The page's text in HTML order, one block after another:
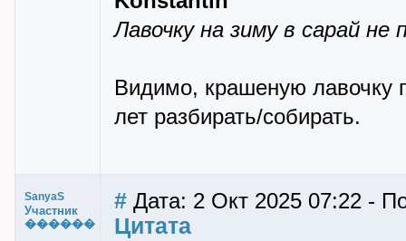
Лавочку на зиму в сарай не
Видимо, крашеную лавочку
лет разбирать/собирать.
SanyaS
Участник
������
# Дата: 2 Окт 2025 07:22 -
Цитата